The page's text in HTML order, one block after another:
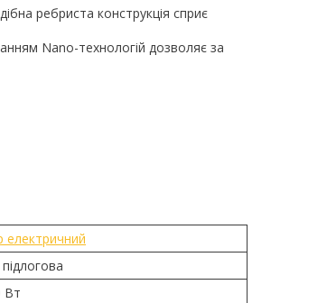
ребриста конструкція сприє
Nano-технологій дозволяє за
електричний
Вт